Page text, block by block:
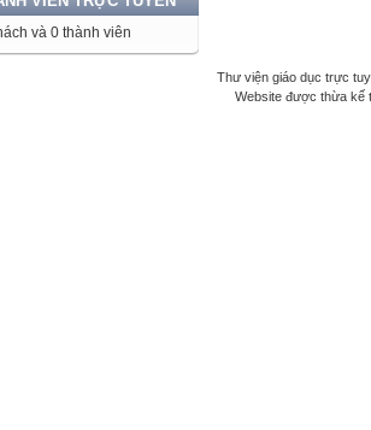
và 0 thành viên
Thư viện giáo dục trực
Website được thừa kế